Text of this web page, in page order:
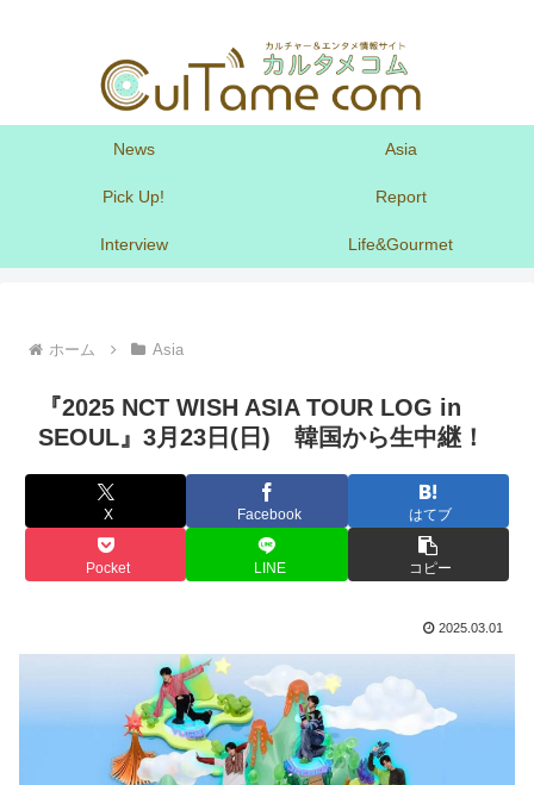
News Asia
Pick Up! Report
Interview Life&Gourmet
ホーム Asia
『2025 NCT WISH ASIA TOUR LOG in
SEOUL』3月23日(日) 韓国から生中継！
X Facebook はてブ
Pocket LINE コピー
2025.03.01